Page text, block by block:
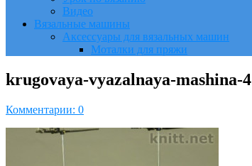
Видео
Вязальные машины
Аксессуары для вязальных машин
Моталки для пряжи
krugovaya-vyazalnaya-mashina-4
Комментарии: 0